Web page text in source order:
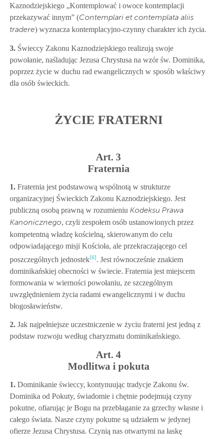
Kaznodziejskiego „Kontemplować i owoce kontemplacji
przekazywać innym” (Contemplari et contemplata aliis
tradere) wyznacza kontemplacyjno-czynny charakter ich życia.
3. Świeccy Zakonu Kaznodziejskiego realizują swoje
powołanie, naśladując Jezusa Chrystusa na wzór św. Dominika,
poprzez życie w duchu rad ewangelicznych w sposób właściwy
dla osób świeckich.
ŻYCIE FRATERNI
Art. 3
Fraternia
1. Fraternia jest podstawową wspólnotą w strukturze
organizacyjnej Świeckich Zakonu Kaznodziejskiego. Jest
publiczną osobą prawną w rozumieniu Kodeksu Prawa
Kanonicznego, czyli zespołem osób ustanowionych przez
kompetentną władzę kościelną, skierowanym do celu
odpowiadającego misji Kościoła, ale przekraczającego cel
poszczególnych jednostek[6] . Jest równocześnie znakiem
dominikańskiej obecności w świecie. Fraternia jest miejscem
formowania w wierności powołaniu, ze szczególnym
uwzględnieniem życia radami ewangelicznymi i w duchu
błogosławieństw.
2. Jak najpełniejsze uczestniczenie w życiu fraterni jest jedną z
podstaw rozwoju według charyzmatu dominikańskiego.
Art. 4
Modlitwa i pokuta
1. Dominikanie świeccy, kontynuując tradycje Zakonu św.
Dominika od Pokuty, świadomie i chętnie podejmują czyny
pokutne, ofiarując je Bogu na przebłaganie za grzechy własne i
całego świata. Nasze czyny pokutne są udziałem w jedynej
ofierze Jezusa Chrystusa. Czynią nas otwartymi na łaskę